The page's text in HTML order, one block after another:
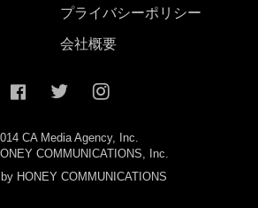
プライバシーポリシー
会社概要
CA Media Agency, Inc.
COMMUNICATIONS, Inc.
HONEY COMMUNICATIONS